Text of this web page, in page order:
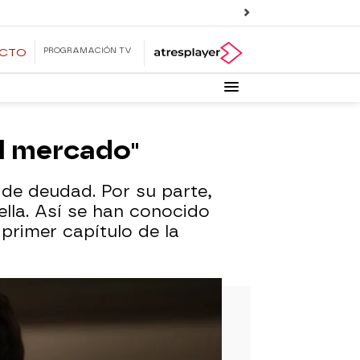
PROGRAMACIÓN TV
mercado"
deudad. Por su parte,
Así se han conocido
capítulo de la